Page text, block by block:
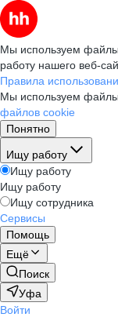
Мы используем файлы
работу нашего веб-
Правила
Мы используем
файлов cookie
Понятно
Ищу работу
Ищу работу
Ищу работу
Ищу сотрудника
Сервисы
Помощь
Ещё
Поиск
Уфа
Войти